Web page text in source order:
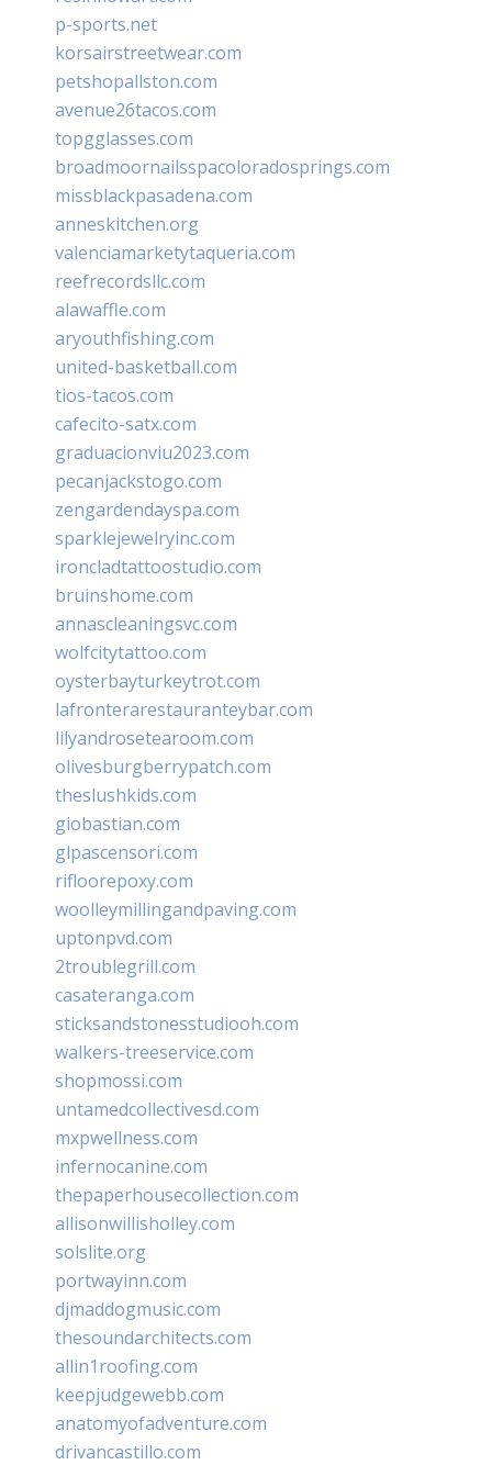
p-sports.net
korsairstreetwear.com
petshopallston.com
avenue26tacos.com
topgglasses.com
broadmoornailsspacoloradosprings.com
missblackpasadena.com
anneskitchen.org
valenciamarketytaqueria.com
reefrecordsllc.com
alawaffle.com
aryouthfishing.com
united-basketball.com
tios-tacos.com
cafecito-satx.com
graduacionviu2023.com
pecanjackstogo.com
zengardendayspa.com
sparklejewelryinc.com
ironcladtattoostudio.com
bruinshome.com
annascleaningsvc.com
wolfcitytattoo.com
oysterbayturkeytrot.com
lafronterarestauranteybar.com
lilyandrosetearoom.com
olivesburgberrypatch.com
theslushkids.com
giobastian.com
glpascensori.com
rifloorepoxy.com
woolleymillingandpaving.com
uptonpvd.com
2troublegrill.com
casateranga.com
sticksandstonesstudiooh.com
walkers-treeservice.com
shopmossi.com
untamedcollectivesd.com
mxpwellness.com
infernocanine.com
thepaperhousecollection.com
allisonwillisholley.com
solslite.org
portwayinn.com
djmaddogmusic.com
thesoundarchitects.com
allin1roofing.com
keepjudgewebb.com
anatomyofadventure.com
drivancastillo.com